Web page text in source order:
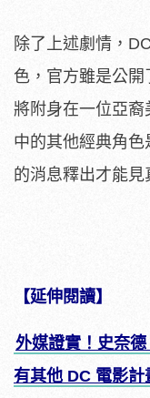
除了上述劇情，
色，官方雖是公
將附身在一位亞裔
中的其他經典角
的消息釋出才能見
【延伸閱讀】
外媒證實！史奈
有其他 DC 電影計